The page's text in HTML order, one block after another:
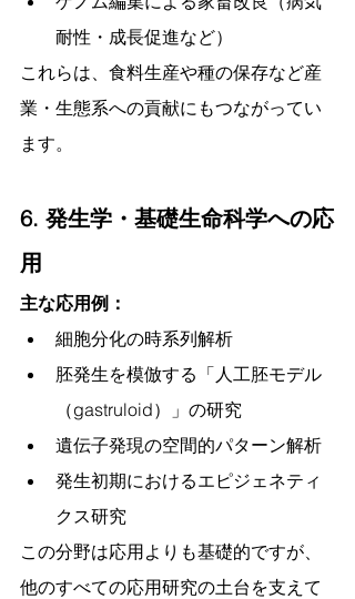
耐性・成長促進など）
これらは、食料生産や種の保存など産
業・生態系への貢献にもつながってい
ます。
6. 発生学・基礎生命科学への応
用
主な応用例：
細胞分化の時系列解析
胚発生を模倣する「人工胚モデル
（gastruloid）」の研究
遺伝子発現の空間的パターン解析
発生初期におけるエピジェネティ
クス研究
この分野は応用よりも基礎的ですが、
他のすべての応用研究の土台を支えて